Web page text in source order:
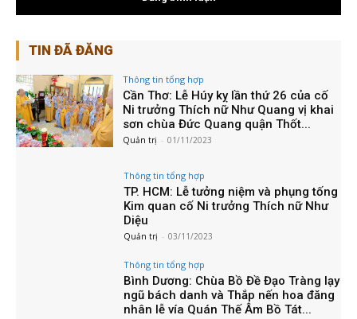
TIN ĐÃ ĐĂNG
Thông tin tổng hợp
Cần Thơ: Lễ Húy kỵ lần thứ 26 của cố
Ni trưởng Thích nữ Như Quang vị khai
sơn chùa Đức Quang quận Thốt...
Quản trị - 01/11/2023
Thông tin tổng hợp
TP. HCM: Lễ tưởng niệm và phụng tống
Kim quan cố Ni trưởng Thích nữ Như
Diệu
Quản trị - 03/11/2023
Thông tin tổng hợp
Bình Dương: Chùa Bồ Đề Đạo Tràng lạy
ngũ bách danh và Thắp nến hoa đăng
nhân lễ vía Quán Thế Âm Bồ Tát...